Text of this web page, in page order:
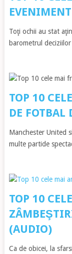
Toţi ochii au stat
barometrul deciziilor
TOP 10
DE
Manchester United
multe partide
TOP 10
(AUDIO)
Ca de obicei, la